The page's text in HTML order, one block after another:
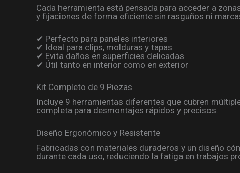
Cada herramienta está pensada para acceder a
y fijaciones de forma eficiente sin rasguños ni
✔ Perfecto para paneles interiores
✔ Ideal para clips, molduras y tapas
✔ Evita daños en superficies delicadas
✔ Útil tanto en interior como en exterior
Kit Completo de 9 Piezas
Incluye 9 herramientas diferentes que cubren
completa para desmontajes rápidos y precisos.
Diseño Ergonómico y Resistente
Fabricadas con materiales duraderos y un diseño
durante cada uso, reduciendo la fatiga en trabajos